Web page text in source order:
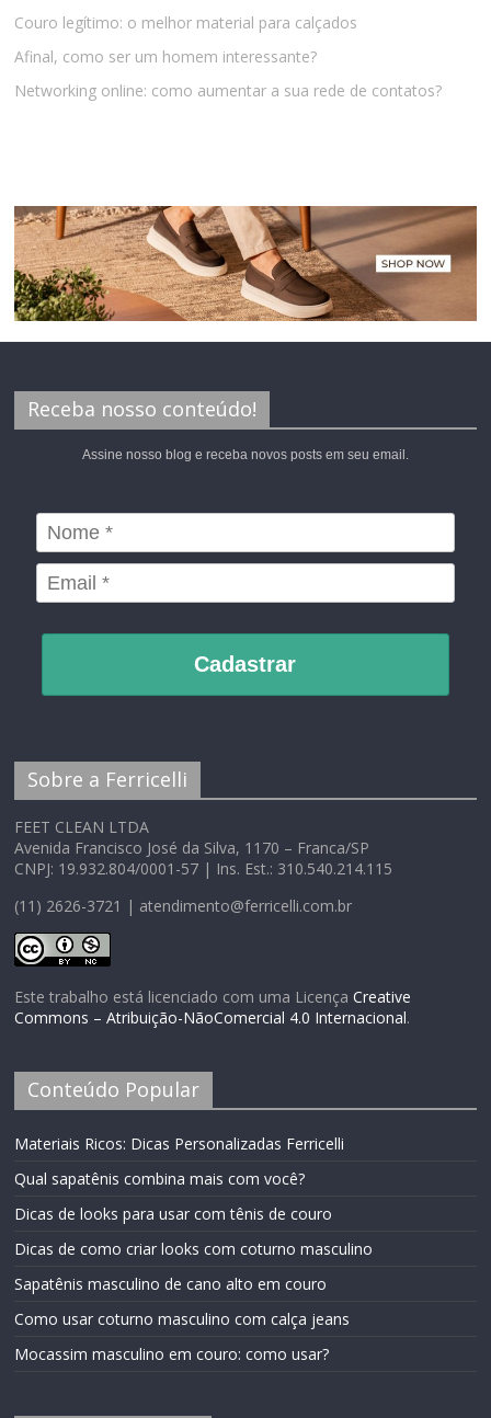
Couro legítimo: o melhor material para calçados
Afinal, como ser um homem interessante?
Networking online: como aumentar a sua rede de contatos?
Receba nosso conteúdo!
Assine nosso blog e receba novos posts em seu email.
Cadastrar
Sobre a Ferricelli
FEET CLEAN LTDA
Avenida Francisco José da Silva, 1170 – Franca/SP
CNPJ: 19.932.804/0001-57 | Ins. Est.: 310.540.214.115
(11) 2626-3721 | atendimento@ferricelli.com.br
Este trabalho está licenciado com uma LicençaCreative
Commons – Atribuição-NãoComercial 4.0 Internacional.
Conteúdo Popular
Materiais Ricos: Dicas Personalizadas Ferricelli
Qual sapatênis combina mais com você?
Dicas de looks para usar com tênis de couro
Dicas de como criar looks com coturno masculino
Sapatênis masculino de cano alto em couro
Como usar coturno masculino com calça jeans
Mocassim masculino em couro: como usar?